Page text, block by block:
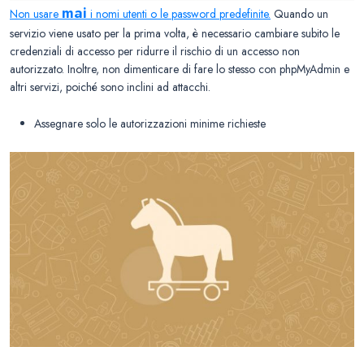
Non usare mai i nomi utenti o le password predefinite. Quando un
servizio viene usato per la prima volta, è necessario cambiare subito le
credenziali di accesso per ridurre il rischio di un accesso non
autorizzato. Inoltre, non dimenticare di fare lo stesso con phpMyAdmin e
altri servizi, poiché sono inclini ad attacchi.
Assegnare solo le autorizzazioni minime richieste